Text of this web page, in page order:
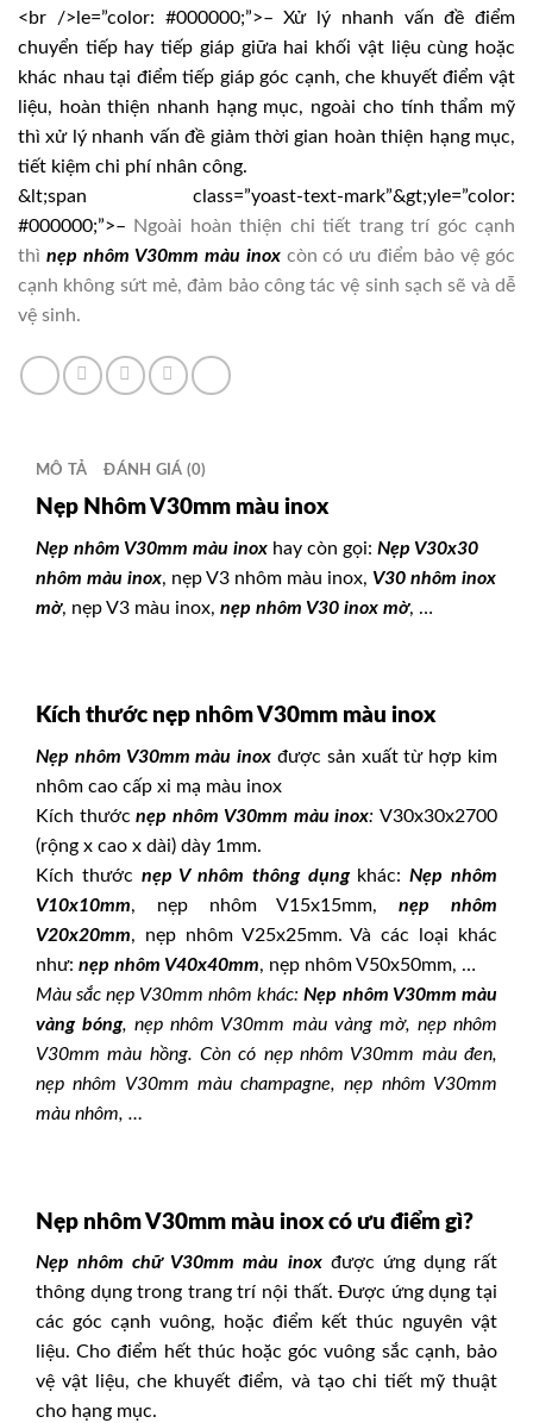
<br />le=”color: #000000;”>– Xử lý nhanh vấn đề điểm
chuyển tiếp hay tiếp giáp giữa hai khối vật liệu cùng hoặc
khác nhau tại điểm tiếp giáp góc cạnh, che khuyết điểm vật
liệu, hoàn thiện nhanh hạng mục, ngoài cho tính thẩm mỹ
thì xử lý nhanh vấn đề giảm thời gian hoàn thiện hạng mục,
tiết kiệm chi phí nhân công.
&lt;span class=”yoast-text-mark”&gt;yle=”color:
#000000;”>– Ngoài hoàn thiện chi tiết trang trí góc cạnh
thì nẹp nhôm V30mm màu inoxcòn có ưu điểm bảo vệ góc
cạnh không sứt mẻ, đảm bảo công tác vệ sinh sạch sẽ và dễ
vệ sinh.
MÔ TẢ ĐÁNH GIÁ (0)
Nẹp Nhôm V30mm màu inox
Nẹp nhôm V30mm màu inox hay còn gọi: Nẹp V30x30
nhôm màu inox, nẹp V3 nhôm màu inox, V30 nhôm inox
mờ, nẹp V3 màu inox, nẹp nhôm V30 inox mờ, …
Kích thước nẹp nhôm V30mm màu inox
Nẹp nhôm V30mm màu inox được sản xuất từ hợp kim
nhôm cao cấp xi mạ màu inox
Kích thướcnẹp nhôm V30mm màu inox:V30x30x2700
(rộng x cao x dài) dày 1mm.
Kích thước nẹp V nhôm thông dụngkhác:Nẹp nhôm
V10x10mm, nẹp nhôm V15x15mm,nẹp nhôm
V20x20mm, nẹp nhôm V25x25mm. Và các loại khác
như: nẹp nhôm V40x40mm, nẹp nhôm V50x50mm, …
Màu sắc nẹp V30mm nhôm khác:Nẹp nhôm V30mm màu
vàng bóng, nẹp nhôm V30mm màu vàng mờ, nẹp nhôm
V30mm màu hồng. Còn có nẹp nhôm V30mm màu đen,
nẹp nhôm V30mm màu champagne, nẹp nhôm V30mm
màu nhôm, …
Nẹp nhôm V30mm màu inox có ưu điểm gì?
Nẹpnhôm chữ V30mmmàu inoxđược ứng dụng rất
thông dụng trong trang trí nội thất. Được ứng dụng tại
các góc cạnh vuông, hoặc điểm kết thúc nguyên vật
liệu. Cho điểm hết thúc hoặc góc vuông sắc cạnh, bảo
vệ vật liệu, che khuyết điểm, và tạo chi tiết mỹ thuật
cho hạng mục.